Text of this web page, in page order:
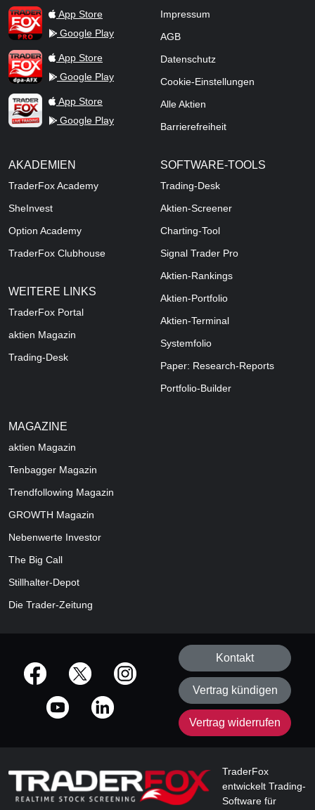
TraderFox ProApp Store
Google Play
TraderFox dpa-AFX ProFeed
App Store
Google Play
TraderFox Live Trading
App Store
Google Play
Impressum
AGB
Datenschutz
Cookie-Einstellungen
Alle Aktien
Barrierefreiheit
AKADEMIEN
TraderFox Academy
SheInvest
Option Academy
TraderFox Clubhouse
WEITERE LINKS
TraderFox Portal
aktien Magazin
Trading-Desk
SOFTWARE-TOOLS
Trading-Desk
Aktien-Screener
Charting-Tool
Signal Trader Pro
Aktien-Rankings
Aktien-Portfolio
Aktien-Terminal
Systemfolio
Paper: Research-Reports
Portfolio-Builder
MAGAZINE
aktien Magazin
Tenbagger Magazin
Trendfollowing Magazin
GROWTH Magazin
Nebenwerte Investor
The Big Call
Stillhalter-Depot
Die Trader-Zeitung
offizielle Social Media-Accounts
Kontakt
Vertrag kündigen
Vertrag widerrufen
TraderFox
entwickelt Trading-
Software für